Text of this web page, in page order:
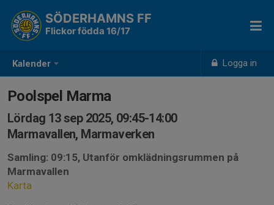
Kalender Logga in
SÖDERHAMNS FF
Flickor födda 16/17
Poolspel Marma
Lördag 13 sep 2025, 09:45-14:00
Marmavallen, Marmaverken
Samling: 09:15, Utanför omklädningsrummen på
Marmavallen
Karta